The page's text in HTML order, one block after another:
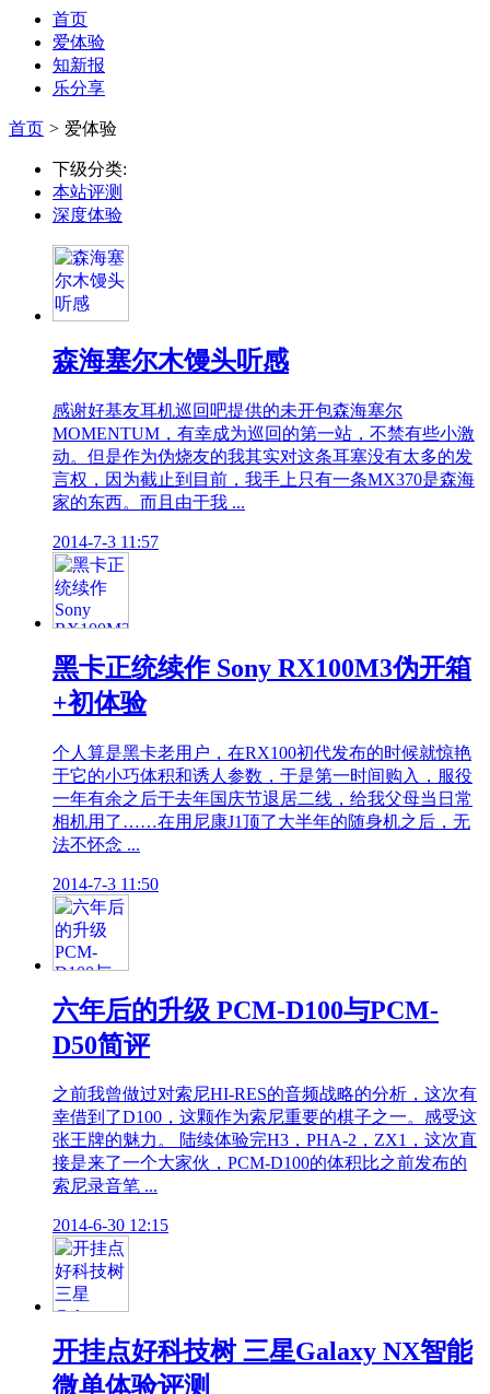
首页
爱体验
知新报
乐分享
首页 > 爱体验
下级分类:
本站评测
深度体验
森海塞尔木馒头听感
感谢好基友耳机巡回吧提供的未开包森海塞尔
MOMENTUM，有幸成为巡回的第一站，不禁有些小激
动。但是作为伪烧友的我其实对这条耳塞没有太多的发
言权，因为截止到目前，我手上只有一条MX370是森海
家的东西。而且由于我 ...
2014-7-3 11:57
黑卡正统续作 Sony RX100M3伪开箱
+初体验
个人算是黑卡老用户，在RX100初代发布的时候就惊艳
于它的小巧体积和诱人参数，于是第一时间购入，服役
一年有余之后于去年国庆节退居二线，给我父母当日常
相机用了……在用尼康J1顶了大半年的随身机之后，无
法不怀念 ...
2014-7-3 11:50
六年后的升级 PCM-D100与PCM-
D50简评
之前我曾做过对索尼HI-RES的音频战略的分析，这次有
幸借到了D100，这颗作为索尼重要的棋子之一。感受这
张王牌的魅力。 陆续体验完H3，PHA-2，ZX1，这次直
接是来了一个大家伙，PCM-D100的体积比之前发布的
索尼录音笔 ...
2014-6-30 12:15
开挂点好科技树 三星Galaxy NX智能
微单体验评测